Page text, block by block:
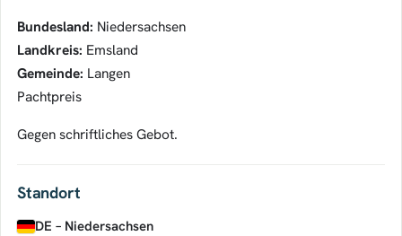
Bundesland: Niedersachsen
Landkreis: Emsland
Gemeinde: Langen
Pachtpreis
Gegen schriftliches Gebot.
Standort
DE – Niedersachsen